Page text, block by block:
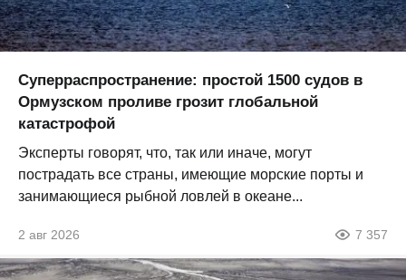
Суперраспространение: простой 1500 судов в
Ормузском проливе грозит глобальной
катастрофой
Эксперты говорят, что, так или иначе, могут
пострадать все страны, имеющие морские порты и
занимающиеся рыбной ловлей в океане...
2 авг 2026 7 357